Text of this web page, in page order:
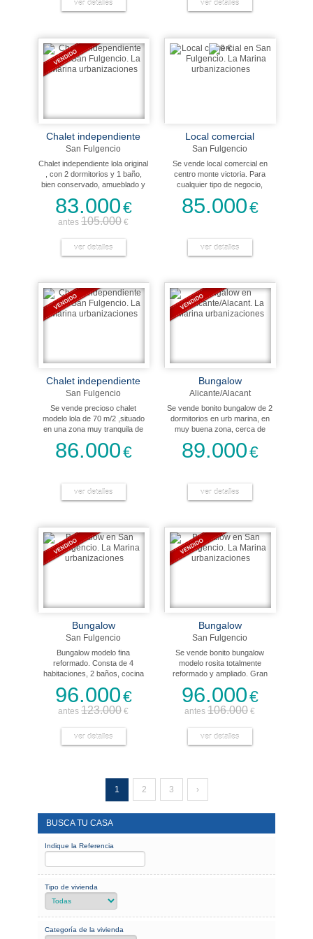
minutos de aeropuerto
interncional de elche alicante. Se
sur.
ver detalles
electrodomesticos. Orientación
este.
ver detalles
Chalet independiente
San Fulgencio
Chalet independiente lola original
, con 2 dormitorios y 1 baño,
bien conservado, amueblado y
situacion inmejorable cerca de
todos servicios, tiene un sotano
diáfano con posibilidades de
83.000€
antes 105.000 €
ver detalles
Local comercial
San Fulgencio
Se vende local comercial en
centro monte victoria. Para
cualquier tipo de negocio,
85.000€
ver detalles
Chalet independiente
San Fulgencio
Se vende precioso chalet
modelo lola de 70 m/2 ,situado
en una zona muy tranquila de
hermoso chalet nos ofrece 2
habitaciones, 1 baño, salón-
electrodomésticos y aire
acondicionado en el salón.
86.000€
ver detalles
Bungalow
Alicante/Alacant
Se vende bonito bungalow de 2
dormitorios en urb marina, en
muy buena zona, cerca de
médicos y municipales. A 10
minutos de la playa de la marina
La vivienda se vende con
muebles y electrodomesticos
89.000€
ver detalles
Bungalow
San Fulgencio
Bungalow modelo fina
reformado. Consta de 4
habitaciones, 2 baños, cocina
terraza.
96.000€
antes 123.000 €
ver detalles
Bungalow
San Fulgencio
Se vende bonito bungalow
modelo rosita totalmente
reformado y ampliado. Gran
mejores zonas de urb marina,
junto a todos los servicios.
Vivienda principal con salón con
independiente, 2 dormitorios,
baño y patio terraza. En los
lavadoras y trasteros. Se vende
semi amueblado.
96.000€
antes 106.000 €
ver detalles
1 2 3 ›
BUSCA TU CASA
Indique la Referencia
Tipo de vivienda
Categoría de la vivienda